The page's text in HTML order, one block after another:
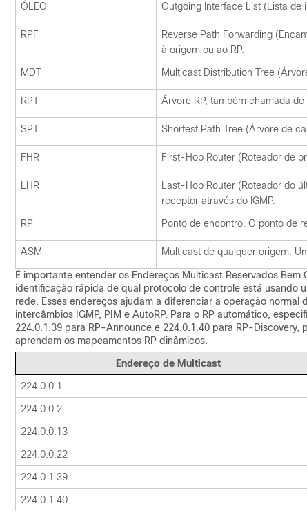
ÓLEO Outgoing Interface List (Lista de
RPF
Reverse Path Forwarding
à origem ou ao RP.
MDT Multicast Distribution Tree
RPT Árvore RP, também chamada
SPT Shortest Path Tree (Árvore de
FHR First-Hop Router (Roteador de
LHR
Last-Hop Router (Roteador do
receptor através do IGMP.
RP Ponto de encontro. O ponto de
ASM Multicast de qualquer origem.
É importante entender os Endereços Multicast Reservados
identificação rápida de qual protocolo de controle está usando
rede. Esses endereços ajudam a diferenciar a operação
intercâmbios IGMP, PIM e AutoRP. Para o RP automático,
224.0.1.39 para RP-Announce e 224.0.1.40 para RP-
aprendam os mapeamentos RP dinâmicos.
Endereço de Multicast
224.0.0.1
224.0.0.2
224.0.0.13
224.0.0.22
224.0.1.39
224.0.1.40